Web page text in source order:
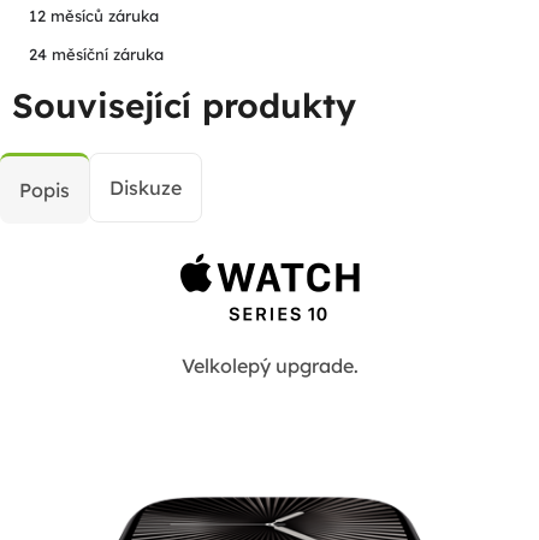
12 měsíců záruka
24 měsíční záruka
Související produkty
Popis Diskuze
Velkolepý upgrade.